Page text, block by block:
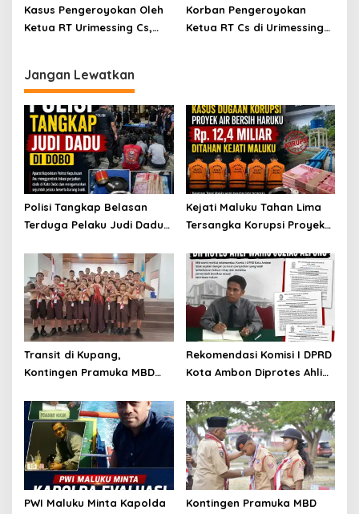
Orang
Winnetou Akse Soroti
Dugaan Intimidasi
Kasus Pengeroyokan Oleh
Ketua RT Urimessing Cs,
Korban Pengeroyokan
Ketua RT Cs di Urimessing
Jangan Lewatkan
Polisi Tangkap Belasan
Terduga Pelaku Judi Dadu
Setoran Rp5 Juta dan
Selisih Barang Bukti
Kejati Maluku Tahan Lima
Tersangka Korupsi Proyek
Miliar
Transit di Kupang,
Kontingen Pramuka MBD
Disambut Hangat Wakil
Wali Kota
Rekomendasi Komisi I DPRD
Kota Ambon Diprotes Ahli
Barbara Alfons: Itu Palsu?
PWI Maluku Minta Kapolda Kontingen Pramuka MBD